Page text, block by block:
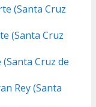
(Santa Cruz
(Santa Cruz
Cruz de
Rey (Santa